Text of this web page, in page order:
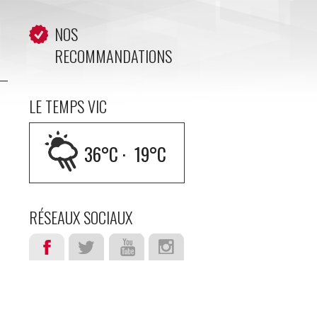
NOS
RECOMMANDATIONS
LE TEMPS VIC
36°C · 19°C
RÉSEAUX SOCIAUX